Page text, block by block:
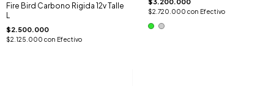
Fire Bird Carbono Rigida 12v Talle
L
$2.500.000
$2.125.000 con Efectivo
$2.720.000 con Efectivo